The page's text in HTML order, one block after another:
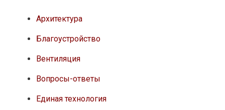
Архитектура
Благоустройство
Вентиляция
Вопросы-ответы
Единая технология